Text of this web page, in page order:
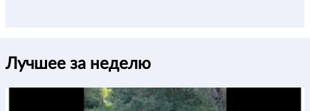
Лучшее за неделю